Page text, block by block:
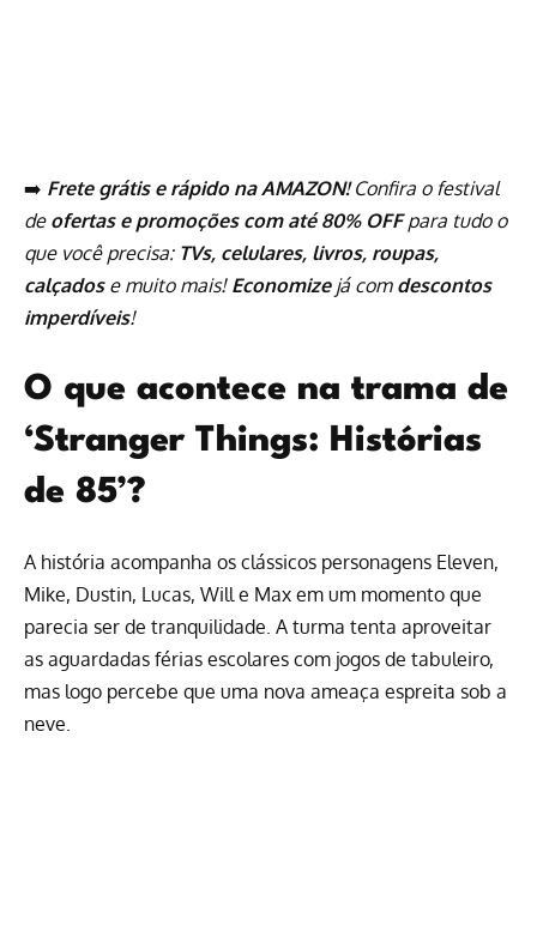
➡️ Frete grátis e rápido na AMAZON!Confira o festival
de ofertas e promoções com até 80% OFFpara tudo o
que você precisa: TVs, celulares, livros, roupas,
calçadose muito mais! Economizejá com descontos
imperdíveis!
O que acontece na trama de
‘Stranger Things: Histórias
de 85’?
A história acompanha os clássicos personagens Eleven,
Mike, Dustin, Lucas, Will e Max em um momento que
parecia ser de tranquilidade. A turma tenta aproveitar
as aguardadas férias escolares com jogos de tabuleiro,
mas logo percebe que uma nova ameaça espreita sob a
neve.